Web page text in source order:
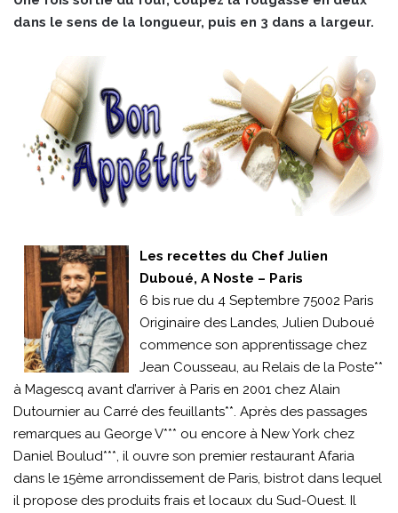
dans le sens de la longueur, puis en 3 dans a largeur.
Les recettes du Chef Julien
Duboué, A Noste – Paris
6 bis rue du 4 Septembre 75002 Paris
Originaire des Landes, Julien Duboué
commence son apprentissage chez
Jean Cousseau, au Relais de la Poste**
à Magescq avant d’arriver à Paris en 2001 chez Alain
Dutournier au Carré des feuillants**. Après des passages
remarques au George V*** ou encore à New York chez
Daniel Boulud***, il ouvre son premier restaurant Afaria
dans le 15ème arrondissement de Paris, bistrot dans lequel
il propose des produits frais et locaux du Sud-Ouest. Il